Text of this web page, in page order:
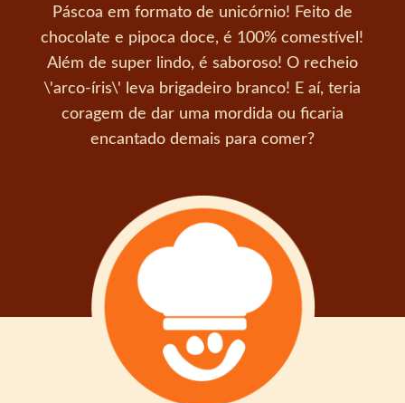
Páscoa em formato de unicórnio! Feito de
chocolate e pipoca doce, é 100% comestível!
Além de super lindo, é saboroso! O recheio
\'arco-íris\' leva brigadeiro branco! E aí, teria
coragem de dar uma mordida ou ficaria
encantado demais para comer?